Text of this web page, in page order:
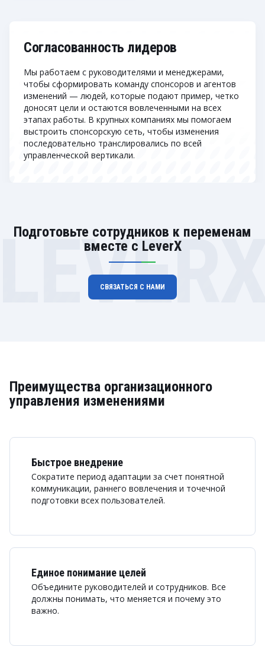
Согласованность лидеров
Мы работаем с руководителями и менеджерами,
чтобы сформировать команду спонсоров и агентов
изменений — людей, которые подают пример, четко
доносят цели и остаются вовлеченными на всех
этапах работы. В крупных компаниях мы помогаем
выстроить спонсорскую сеть, чтобы изменения
последовательно транслировались по всей
управленческой вертикали.
Подготовьте сотрудников к переменам
вместе с LeverX
СВЯЗАТЬСЯ С НАМИ
Преимущества организационного
управления изменениями
Быстрое внедрение
Сократите период адаптации за счет понятной
коммуникации, раннего вовлечения и точечной
подготовки всех пользователей.
Единое понимание целей
Объедините руководителей и сотрудников. Все
должны понимать, что меняется и почему это
важно.